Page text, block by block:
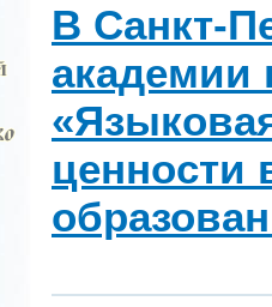
В Санкт-
академии
ценности